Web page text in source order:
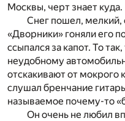
Москвы, черт знает куда.
Снег пошел, мелкий,
«Дворники» гоняли его
ссыпался за капот. То
неудобному
отскакивают от мокрого
слушал бренчание
называемое почему-то
Он очень не любил